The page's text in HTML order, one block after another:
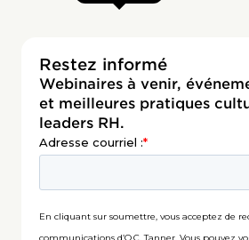
Restez informé
Webinaires à venir,
et meilleures pratiques
leaders RH.